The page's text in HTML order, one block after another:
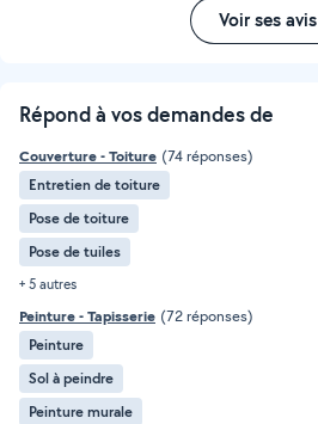
Voir ses avis
Répond à vos demandes de
Couverture - Toiture (74 réponses)
Entretien de toiture
Pose de toiture
Pose de tuiles
+ 5 autres
Peinture - Tapisserie (72 réponses)
Peinture
Sol à peindre
Peinture murale